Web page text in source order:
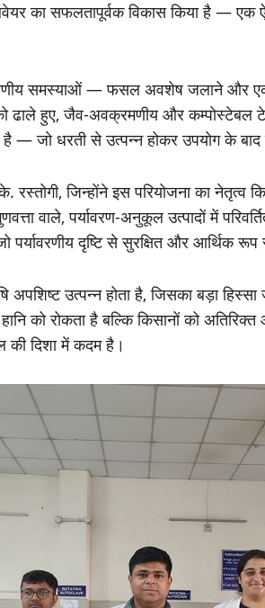
का सफलतापूर्वक विकास किया है — एक
समस्याओं — फसल अवशेष जलाने और
ढाले हुए, जैव-अवक्रमणीय और कम्पोस्टेबल
— जो धरती से उत्पन्न होकर उपयोग के बाद
के. रस्तोगी, जिन्होंने इस परियोजना का नेतृत्व
वाले, पर्यावरण-अनुकूल उत्पादों में
पर्यावरणीय दृष्टि से सुरक्षित और आर्थिक
उत्पन्न होता है, जिसका बड़ा हिस्सा
को रोकता है बल्कि किसानों को
की दिशा में कदम है।